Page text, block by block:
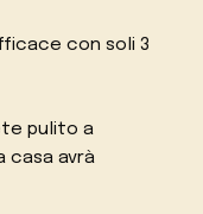
con soli 3
pulito a
casa avrà